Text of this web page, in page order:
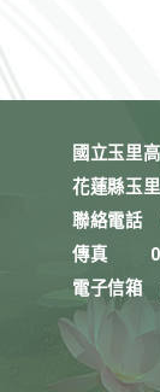
國立玉里
花蓮縣玉
聯絡電話
傳真
電子信箱